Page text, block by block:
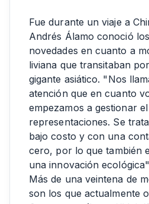
Fue durante un viaje a
Andrés Álamo conoció
novedades en cuanto a
liviana que transitaban
gigante asiático. "Nos
atención que en cuanto
empezamos a gestionar
representaciones. Se
bajo costo y con una
cero, por lo que también
una innovación
Más de una veintena de
son los que actualmente